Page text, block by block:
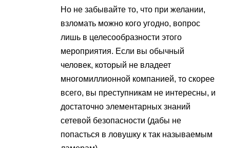
Но не забывайте то, что при желании,
взломать можно кого угодно, вопрос
лишь в целесообразности этого
мероприятия. Если вы обычный
человек, который не владеет
многомиллионной компанией, то скорее
всего, вы преступникам не интересны, и
достаточно элементарных знаний
сетевой безопасности (дабы не
попасться в ловушку к так называемым